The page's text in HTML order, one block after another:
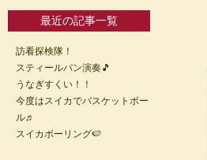
最近の記事一覧
訪看探検隊！
スティールパン演奏🎵
うなぎすくい！！
今度はスイカでバスケットボー
ル♬
スイカボーリング🍉